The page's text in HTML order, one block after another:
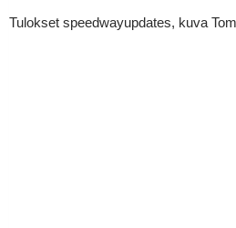
Tulokset speedwayupdates, kuva